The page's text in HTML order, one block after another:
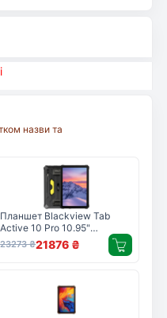
назви та
Планшет Blackview Tab
Active 10 Pro 10.95"
12/256GB 5G/LTE Black
(6931548318798)
23273₴21876 ₴